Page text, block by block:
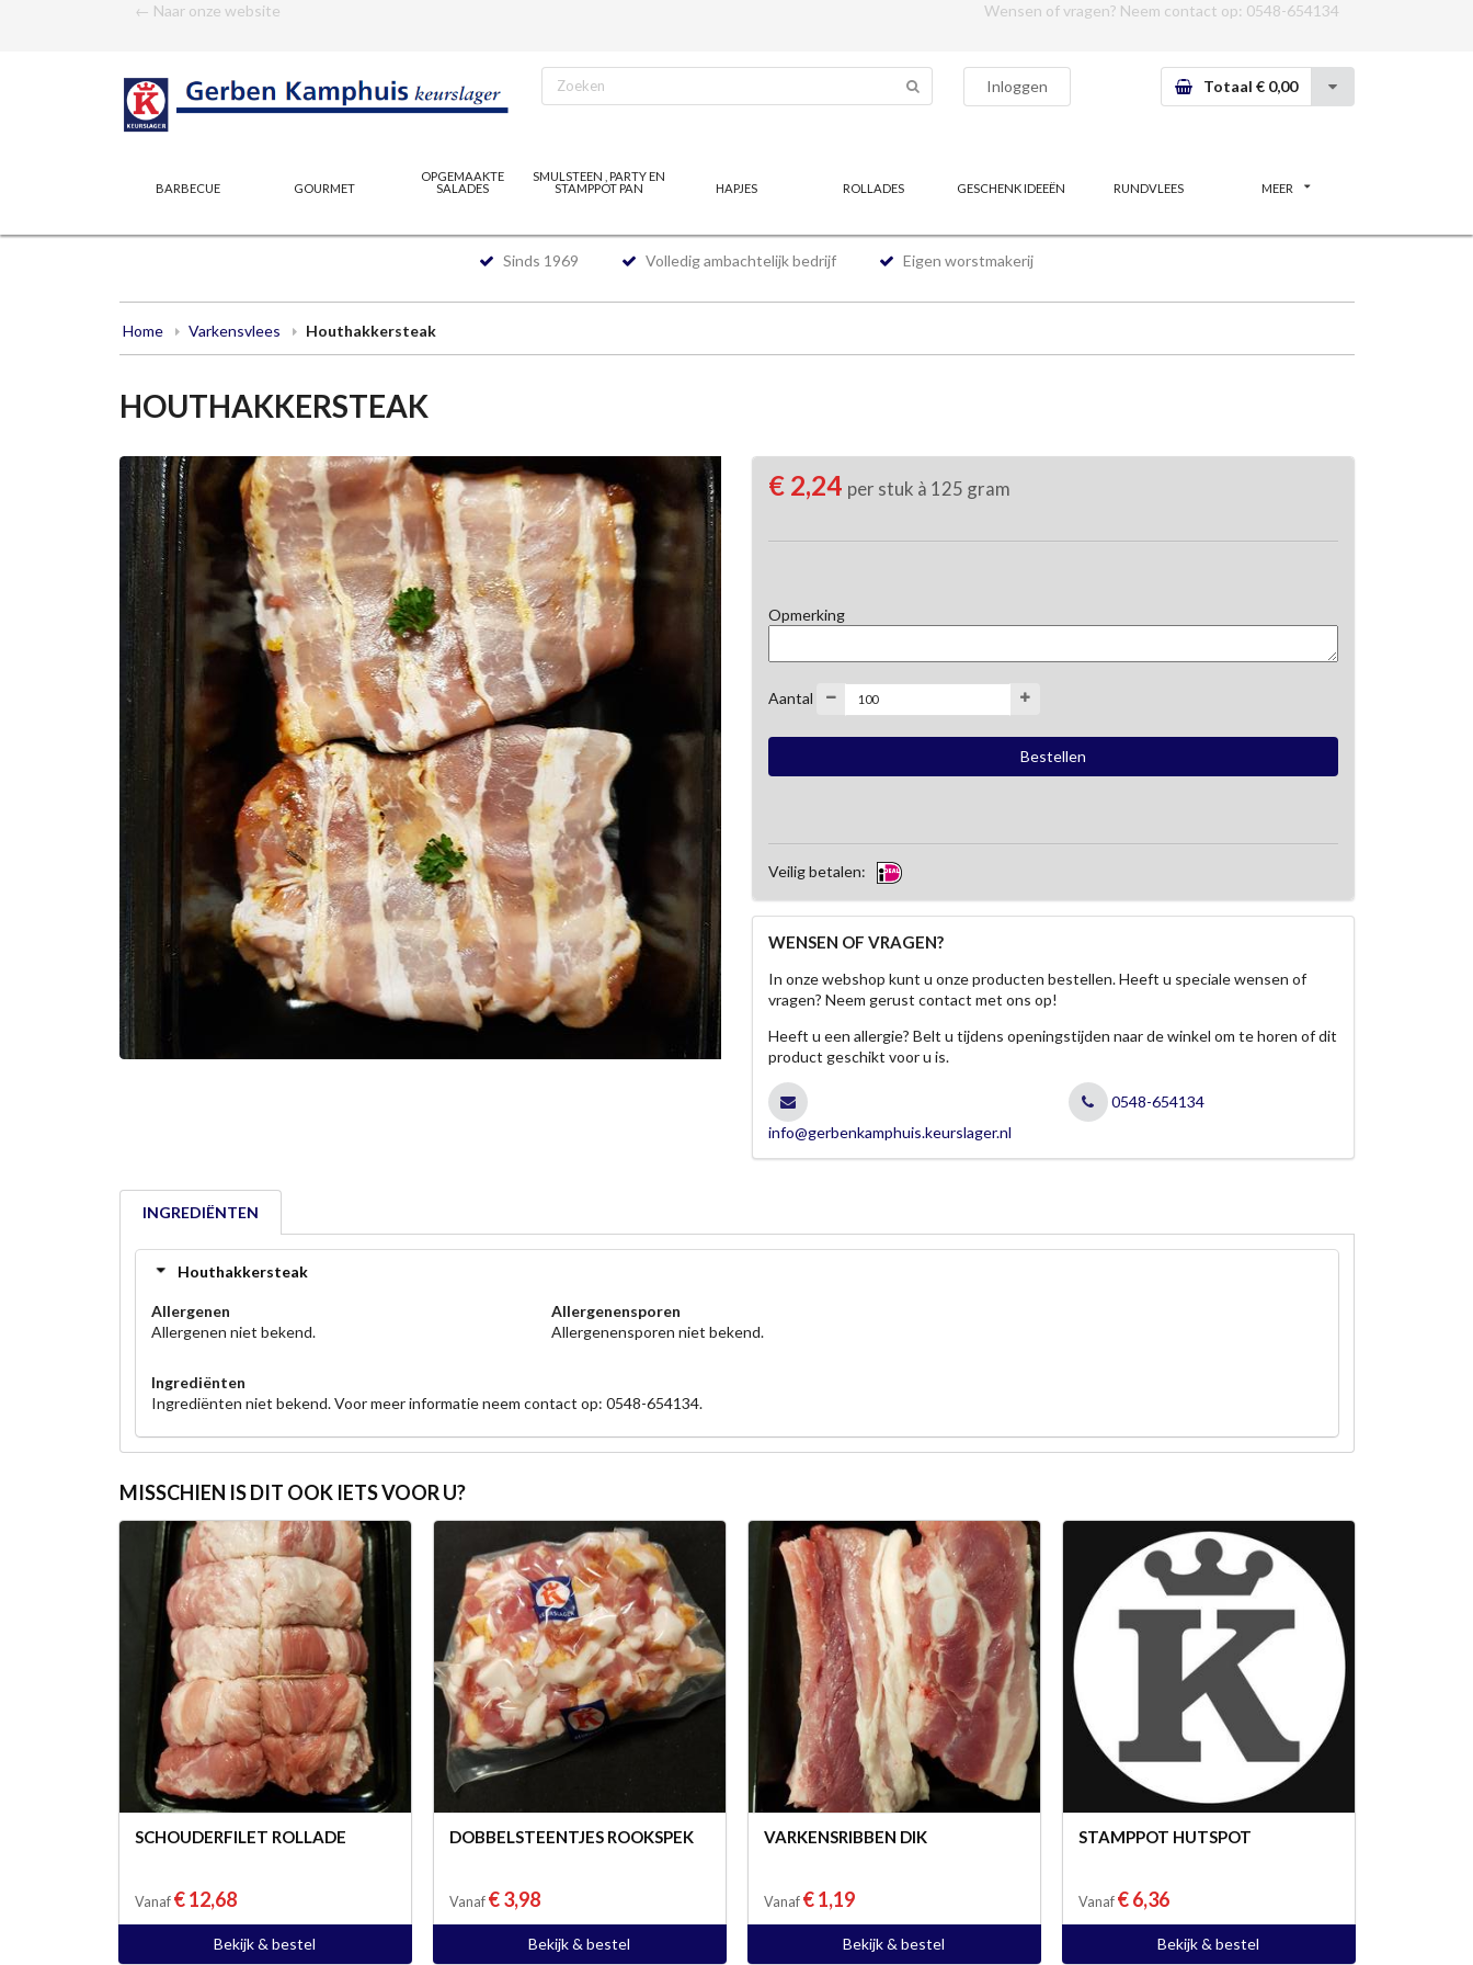
← Naar onze website Wensen of vragen? Neem contact op: 0548-654134
Inloggen Totaal € 0,00
BARBECUE GOURMET
OPGEMAAKTE
SALADES
SMULSTEEN , PARTY EN
STAMPPOT PAN
HAPJES ROLLADES GESCHENK IDEEËN RUNDVLEES MEER
Sinds 1969 Volledig ambachtelijk bedrijf Eigen worstmakerij
Home Varkensvlees Houthakkersteak
HOUTHAKKERSTEAK
€ 2,24 per stuk à 125 gram
Opmerking
Aantal
Veilig betalen:
WENSEN OF VRAGEN?
In onze webshop kunt u onze producten bestellen. Heeft u speciale wensen of
vragen? Neem gerust contact met ons op!
Heeft u een allergie? Belt u tijdens openingstijden naar de winkel om te horen of dit
product geschikt voor u is.
info@gerbenkamphuis.keurslager.nl
0548-654134
INGREDIËNTEN
Houthakkersteak
Allergenen
Allergenen niet bekend.
Allergenensporen
Allergenensporen niet bekend.
Ingrediënten
Ingrediënten niet bekend. Voor meer informatie neem contact op: 0548-654134.
MISSCHIEN IS DIT OOK IETS VOOR U?
SCHOUDERFILET ROLLADE
Vanaf € 12,68
Bekijk & bestel
DOBBELSTEENTJES ROOKSPEK
Vanaf € 3,98
Bekijk & bestel
VARKENSRIBBEN DIK
Vanaf € 1,19
Bekijk & bestel
STAMPPOT HUTSPOT
Vanaf € 6,36
Bekijk & bestel